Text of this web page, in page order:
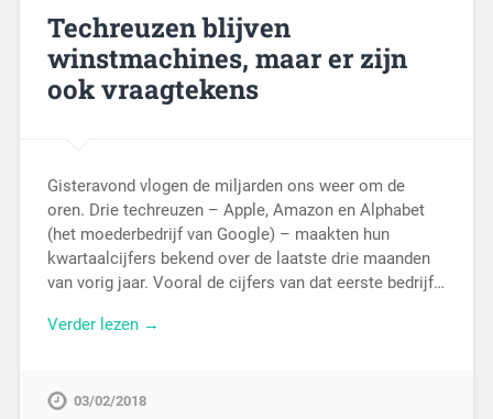
Techreuzen blijven
winstmachines, maar er zijn
ook vraagtekens​
Gisteravond vlogen de miljarden ons weer om de
oren. Drie techreuzen – Apple, Amazon en Alphabet
(het moederbedrijf van Google) – maakten hun
kwartaalcijfers bekend over de laatste drie maanden
van vorig jaar. Vooral de cijfers van dat eerste bedrijf…
Verder lezen →
03/02/2018